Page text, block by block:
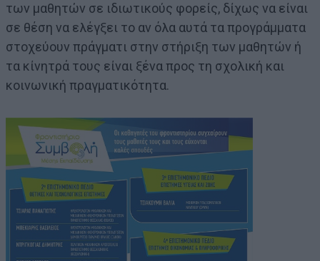
των μαθητών σε ιδιωτικούς φορείς, δίχως να είναι
σε θέση να ελέγξει το αν όλα αυτά τα προγράμματα
στοχεύουν πράγματι στην στήριξη των μαθητών ή
τα κίνητρά τους είναι ξένα προς τη σχολική και
κοινωνική πραγματικότητα.